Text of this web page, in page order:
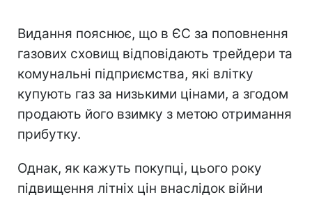
Видання пояснює, що в ЄС за поповнення
газових сховищ відповідають трейдери та
комунальні підприємства, які влітку
купують газ за низькими цінами, а згодом
продають його взимку з метою отримання
прибутку.
Однак, як кажуть покупці, цього року
підвищення літніх цін внаслідок війни